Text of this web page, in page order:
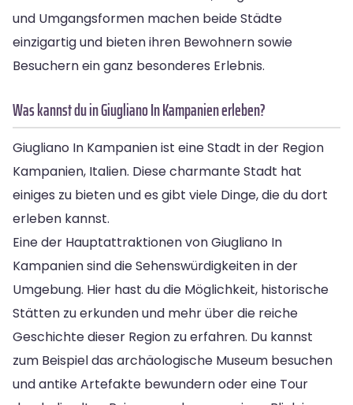
und Umgangsformen machen beide Städte
einzigartig und bieten ihren Bewohnern sowie
Besuchern ein ganz besonderes Erlebnis.
Was kannst du in Giugliano In Kampanien erleben?
Giugliano In Kampanien ist eine Stadt in der Region
Kampanien, Italien. Diese charmante Stadt hat
einiges zu bieten und es gibt viele Dinge, die du dort
erleben kannst.
Eine der Hauptattraktionen von Giugliano In
Kampanien sind die Sehenswürdigkeiten in der
Umgebung. Hier hast du die Möglichkeit, historische
Stätten zu erkunden und mehr über die reiche
Geschichte dieser Region zu erfahren. Du kannst
zum Beispiel das archäologische Museum besuchen
und antike Artefakte bewundern oder eine Tour